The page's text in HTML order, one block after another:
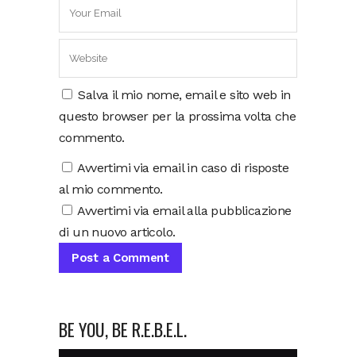
Salva il mio nome, email e sito web in
questo browser per la prossima volta che
commento.
Avvertimi via email in caso di risposte
al mio commento.
Avvertimi via email alla pubblicazione
di un nuovo articolo.
BE YOU, BE R.E.B.E.L.